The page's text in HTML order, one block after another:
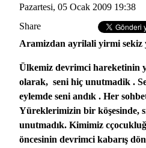
Pazartesi, 05 Ocak 2009 19:38
Share
Aramizdan ayrilali yirmi sekiz
Ülkemiz devrimci hareketinin
olarak, seni hiç unutmadik .
eylemde seni andık . Her
Yüreklerimizin bir köşesinde,
unutmadık. Kimimiz
öncesinin devrimci kabarış